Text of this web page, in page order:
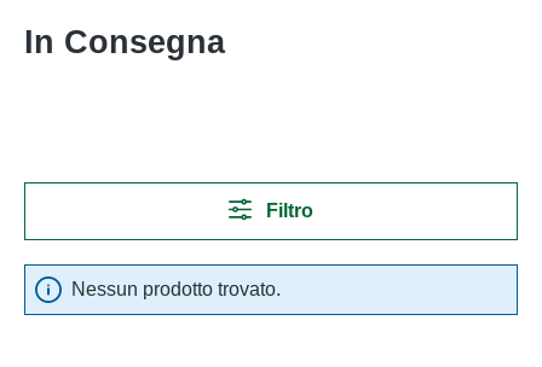
In Consegna
Filtro
Nessun prodotto trovato.